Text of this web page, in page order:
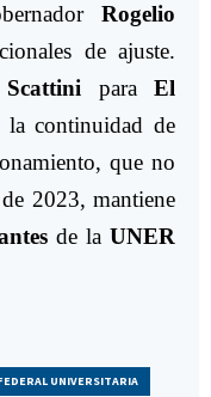
Rogelio
de ajuste.
paraEl
continuidad de
que no
2023, mantiene
de laUNER
UNIVERSITARIA